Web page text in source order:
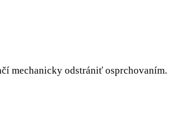
mechanicky odstrániť osprchovaním.